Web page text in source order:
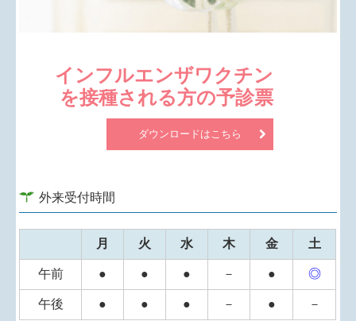
2023.12.11...駐車場について
をかけ申し訳ありませんが周知のほど宜しくお願い致
します。
■2023.10.27...10/31（火）午後診休診につき
令和5年10/31（火）の午後は臨時休診とさせていただ
きます
2023.09.25...2023年インフルエンザ予防接種に関して
インフルエンザワクチン
を接種される方の予診票
ダウンロードはこちら
外来受付時間
月 火 水 木 金 土
午前 ● ● ● － ● ◎
午後 ● ● ● － ● －